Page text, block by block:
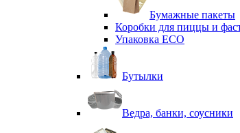
Бумажные пакеты
Коробки для пиццы и
Упаковка ECO
Бутылки
Ведра, банки, соусники